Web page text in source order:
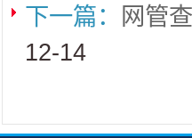
下一篇：
网管
12-14